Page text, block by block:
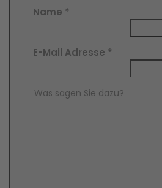
Name *
E-Mail Adresse *
Comment Text*